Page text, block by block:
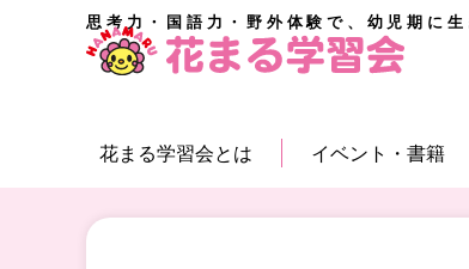
思考力・国語力・野外体験で、幼児期に生
花まる学習会とは イベント・書籍